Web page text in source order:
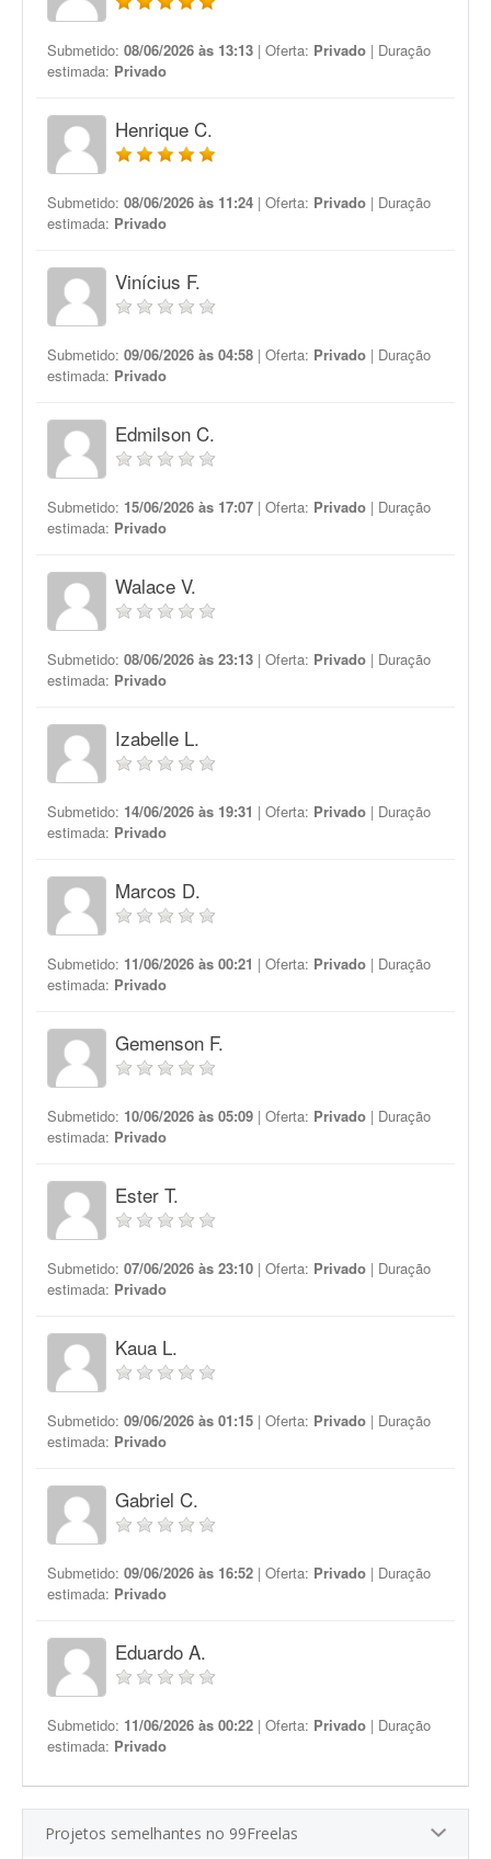
Submetido: 08/06/2026 às 13:13 | Oferta: Privado | Duração
estimada: Privado
Henrique C.
Submetido: 08/06/2026 às 11:24 | Oferta: Privado | Duração
estimada: Privado
Vinícius F.
Submetido: 09/06/2026 às 04:58 | Oferta: Privado | Duração
estimada: Privado
Edmilson C.
Submetido: 15/06/2026 às 17:07 | Oferta: Privado | Duração
estimada: Privado
Walace V.
Submetido: 08/06/2026 às 23:13 | Oferta: Privado | Duração
estimada: Privado
Izabelle L.
Submetido: 14/06/2026 às 19:31 | Oferta: Privado | Duração
estimada: Privado
Marcos D.
Submetido: 11/06/2026 às 00:21 | Oferta: Privado | Duração
estimada: Privado
Gemenson F.
Submetido: 10/06/2026 às 05:09 | Oferta: Privado | Duração
estimada: Privado
Ester T.
Submetido: 07/06/2026 às 23:10 | Oferta: Privado | Duração
estimada: Privado
Kaua L.
Submetido: 09/06/2026 às 01:15 | Oferta: Privado | Duração
estimada: Privado
Gabriel C.
Submetido: 09/06/2026 às 16:52 | Oferta: Privado | Duração
estimada: Privado
Eduardo A.
Submetido: 11/06/2026 às 00:22 | Oferta: Privado | Duração
estimada: Privado
Projetos semelhantes no 99Freelas